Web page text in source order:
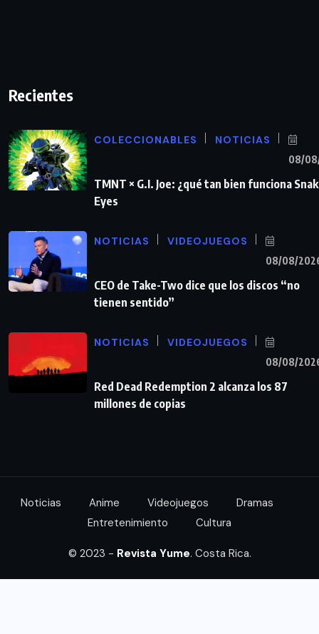
Recientes
COLECCIONABLES NOTICIAS
08/
TMNT × G.I. Joe: ¿qué tan bien funciona
Eyes
NOTICIAS VIDEOJUEGOS
08/08/
CEO de Take-Two dice que los discos “no
tienen sentido”
NOTICIAS VIDEOJUEGOS
08/08/
Red Dead Redemption 2 alcanza los 87
millones de copias
Noticias Anime Videojuegos
Dramas
Entretenimiento
Cultura
© 2023 - Revista Yume. Costa Rica.